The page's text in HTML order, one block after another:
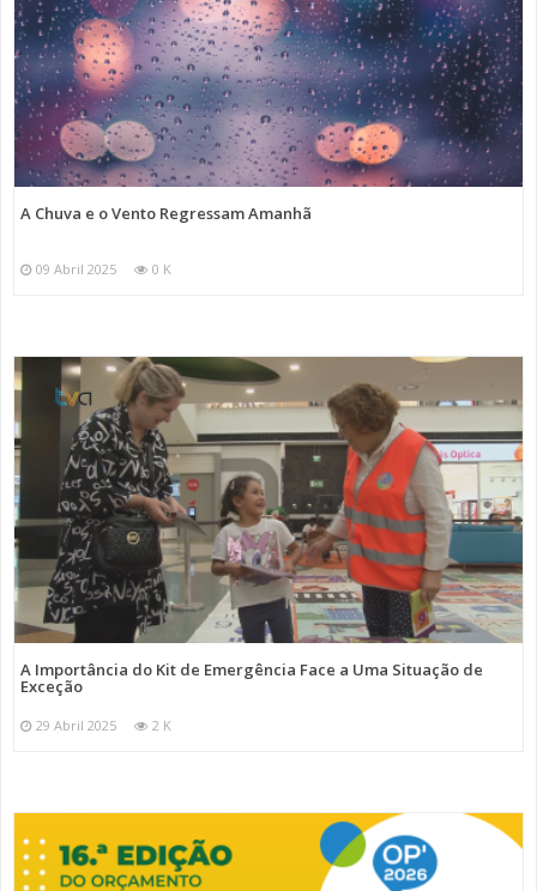
A Chuva e o Vento Regressam Amanhã
09 Abril 2025 0 K
A Importância do Kit de Emergência Face a Uma Situação de
Exceção
29 Abril 2025 2 K